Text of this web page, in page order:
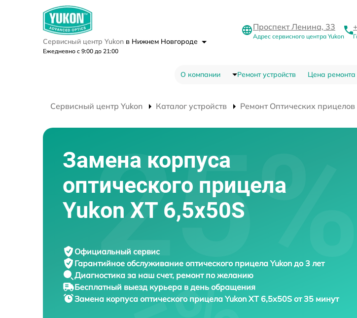
Сервисный центр Yukon в Нижнем Новгороде
Ежедневно с 9:00 до 21:00
Проспект Ленина, 33
Адрес сервисного центра Yukon
О компании Ремонт устройств Цена ремонта
Сервисный центр Yukon Каталог устройств Ремонт Оптических прицелов
Замена корпуса
оптического прицела
Yukon XT 6,5x50S
Официальный сервис
Гарантийное обслуживание оптического прицела Yukon до 3 лет
Диагностика за наш счет, ремонт по желанию
Бесплатный выезд курьера в день обращения
Замена корпуса оптического прицелаYukon XT 6,5x50S от 35 минут